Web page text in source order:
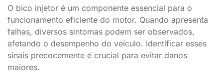
O bico injetor é um componente essencial para o
funcionamento eficiente do motor. Quando apresenta
falhas, diversos sintomas podem ser observados,
afetando o desempenho do veículo. Identificar esses
sinais precocemente é crucial para evitar danos
maiores.